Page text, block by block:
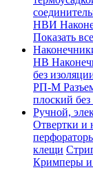
НВИ
Показать все
НВ
без
РП-М
плоский
Ручной,
Отвертки и
клещи
Кримперы и